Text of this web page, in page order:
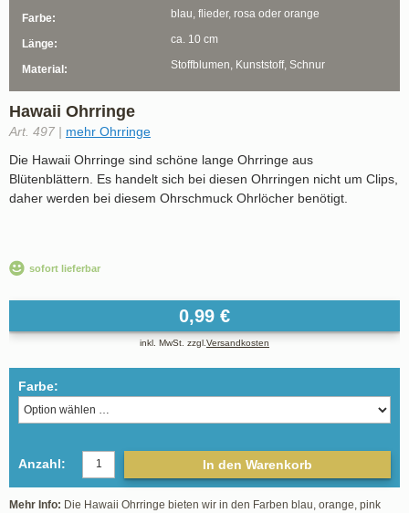
Hawaii Ohrringe
Art. 497 | mehr Ohrringe
Die Hawaii Ohrringe sind schöne lange Ohrringe aus
Blütenblättern. Es handelt sich bei diesen Ohrringen nicht um Clips,
daher werden bei diesem Ohrschmuck Ohrlöcher benötigt.
sofort lieferbar
0,99 €
inkl. MwSt. zzgl. Versandkosten
Farbe:
Anzahl: In den Warenkorb
Mehr Info: Die Hawaii Ohrringe bieten wir in den Farben blau, orange, pink
Farbe: blau, flieder, rosa oder orange
Länge: ca. 10 cm
Material: Stoffblumen, Kunststoff, Schnur